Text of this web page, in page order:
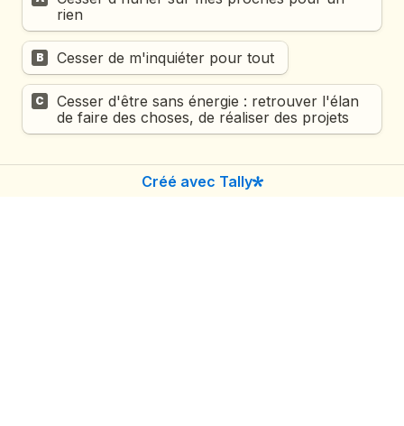
rien
B
C
Cesser d'être sans énergie : retrouver l'élan
de faire des choses, de réaliser des projets
Question 8 - Un peu de calcul ! Comptez
vos réponses A/B/C dans les 7 questions
Créé avec Tally